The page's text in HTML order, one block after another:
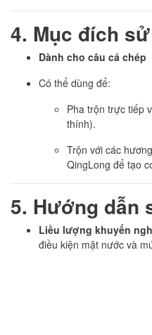
4. Mục đích
Dành cho câu cá chép
Có thể dùng để:
Pha trộn trực tiếp
thính).
Trộn với các
QingLong để tạo
5. Hướng dẫn
Liều lượng khuyến
điều kiện mặt nước và